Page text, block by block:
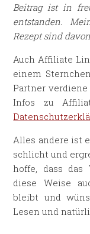
Beitrag ist in
entstanden.
Rezept sind
Auch Affiliate
einem
Partner
Infos zu
Alles andere ist
schlicht und
hoffe, dass das
diese Weise
bleibt und
Lesen und